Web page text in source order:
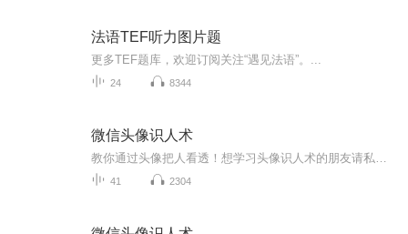
法语TEF听力图片题
更多TEF题库，欢迎订阅关注“遇见法语”。...
24 8344
微信头像识人术
41 2304